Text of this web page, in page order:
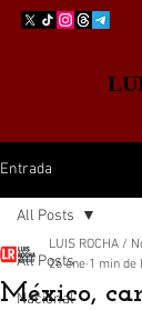
Entrada
All Posts
Nacional
All Posts
México,
LUIS ROCHA /
26 ene 1 min de